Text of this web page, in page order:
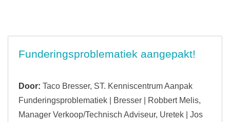
Funderingsproblematiek aangepakt!
Door: Taco Bresser, ST. Kenniscentrum Aanpak
Funderingsproblematiek | Bresser | Robbert Melis,
Manager Verkoop/Technisch Adviseur, Uretek | Jos